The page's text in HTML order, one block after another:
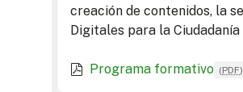
creación de contenidos, la
Digitales para la Ciudadanía
Programa formativo (PDF)